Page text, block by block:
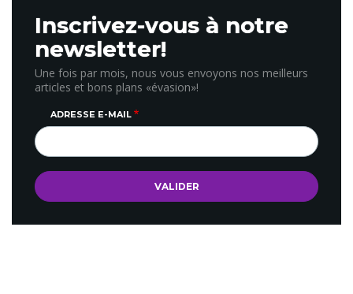
Inscrivez-vous à notre
newsletter!
Une fois par mois, nous vous envoyons nos meilleurs
articles et bons plans «évasion»!
ADRESSE E-MAIL